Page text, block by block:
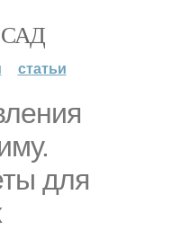
статьи
для